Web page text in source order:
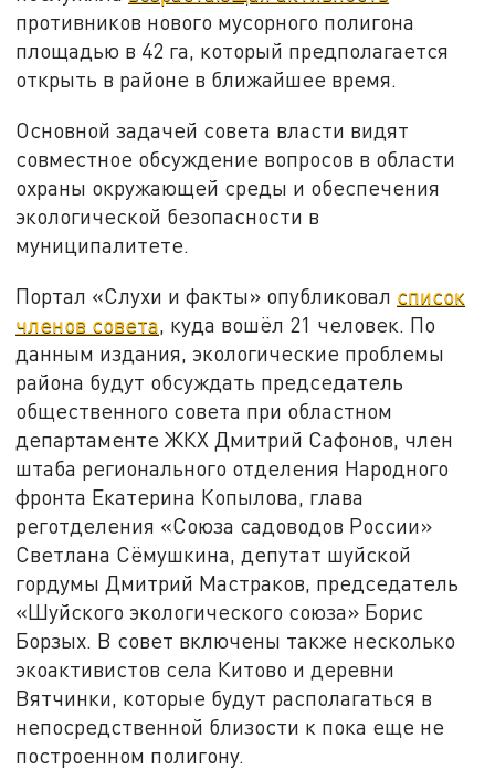
противников нового мусорного полигона
площадью в 42 га, который предполагается
открыть в районе в ближайшее время.
Основной задачей совета власти видят
совместное обсуждение вопросов в области
охраны окружающей среды и обеспечения
экологической безопасности в
муниципалитете.
Портал «Слухи и факты» опубликовал список
членов совета, куда вошёл 21 человек. По
данным издания, экологические проблемы
района будут обсуждать председатель
общественного совета при областном
департаменте ЖКХ Дмитрий Сафонов, член
штаба регионального отделения Народного
фронта Екатерина Копылова, глава
реготделения «Союза садоводов России»
Светлана Сёмушкина, депутат шуйской
гордумы Дмитрий Мастраков, председатель
«Шуйского экологического союза» Борис
Борзых. В совет включены также несколько
экоактивистов села Китово и деревни
Вятчинки, которые будут располагаться в
непосредственной близости к пока еще не
построенном полигону.